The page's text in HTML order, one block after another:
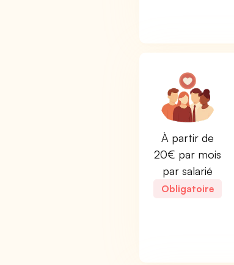
À partir de
20€ par mois
par salarié
Obligatoire